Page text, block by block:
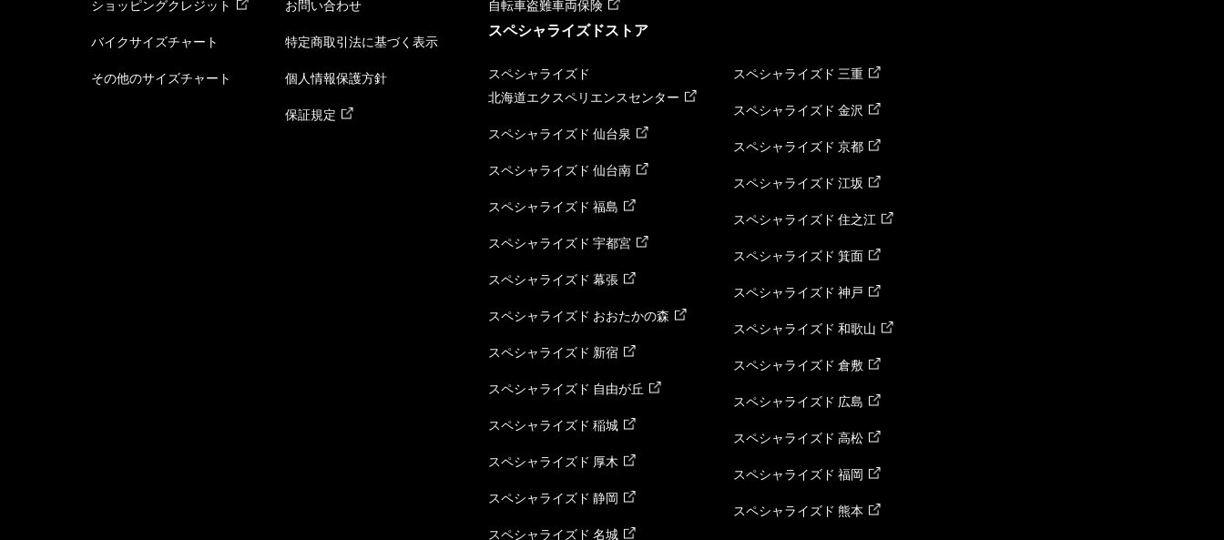
ショッピングクレジット
バイクサイズチャート
その他のサイズチャート
お問い合わせ
特定商取引法に基づく表示
個人情報保護方針
保証規定
自転車盗難車両保険
スペシャライズドストア
スペシャライズド
北海道エクスペリエンスセンター
スペシャライズド 仙台泉
スペシャライズド 仙台南
スペシャライズド 福島
スペシャライズド 宇都宮
スペシャライズド 幕張
スペシャライズド おおたかの森
スペシャライズド 新宿
スペシャライズド 自由が丘
スペシャライズド 稲城
スペシャライズド 厚木
スペシャライズド 静岡
スペシャライズド 名城
スペシャライズド 三重
スペシャライズド 金沢
スペシャライズド 京都
スペシャライズド 江坂
スペシャライズド 住之江
スペシャライズド 箕面
スペシャライズド 神戸
スペシャライズド 和歌山
スペシャライズド 倉敷
スペシャライズド 広島
スペシャライズド 高松
スペシャライズド 福岡
スペシャライズド 熊本